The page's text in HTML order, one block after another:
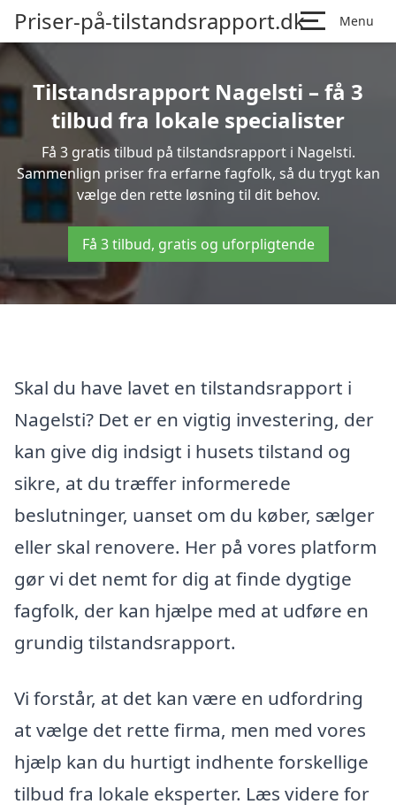
Priser-på-tilstandsrapport.dk Menu
Tilstandsrapport Nagelsti – få 3
tilbud fra lokale specialister
Få 3 gratis tilbud på tilstandsrapport i Nagelsti.
Sammenlign priser fra erfarne fagfolk, så du trygt kan
vælge den rette løsning til dit behov.
Få 3 tilbud, gratis og uforpligtende
Skal du have lavet en tilstandsrapport i
Nagelsti? Det er en vigtig investering, der
kan give dig indsigt i husets tilstand og
sikre, at du træffer informerede
beslutninger, uanset om du køber, sælger
eller skal renovere. Her på vores platform
gør vi det nemt for dig at finde dygtige
fagfolk, der kan hjælpe med at udføre en
grundig tilstandsrapport.
Vi forstår, at det kan være en udfordring
at vælge det rette firma, men med vores
hjælp kan du hurtigt indhente forskellige
tilbud fra lokale eksperter. Læs videre for